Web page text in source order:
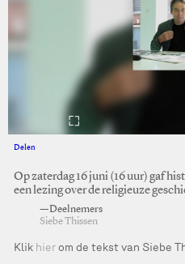
Delen
Op zaterdag 16 juni (16 uur) gaf
een lezing over de religieuze
—Deelnemers
Siebe Thissen
Klik hierom de tekst van Siebe